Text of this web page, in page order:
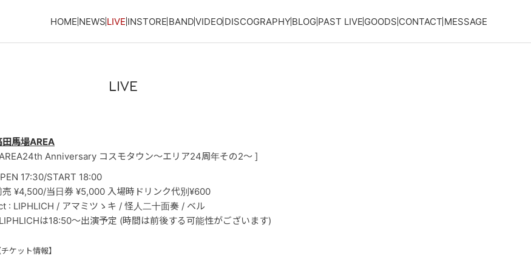
HOME NEWS LIVE INSTORE BANDVIDEO DISCOGRAPHYBLOG PAST LIVE GOODS CONTACT MESSAGE
LIVE
田馬場AREA
Anniversary コスモタウン～エリア24周年その2～ ]
17:30/START 18:00
売 ¥4,500/当日券 ¥5,000 入場時ドリンク代別¥600
: LIPHLICH / アマミツゝキ / 怪人二十面奏 / ベル
は18:50〜出演予定 (時間は前後する可能性がございます)
チケット情報】